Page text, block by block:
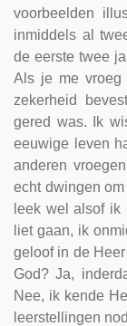
voorbeelden
inmiddels al
de eerste twee
Als je me vroeg
zekerheid
gered was. Ik
eeuwige leven
anderen
echt dwingen
leek wel alsof
liet gaan, ik
geloof in de
God? Ja,
Nee, ik kende
leerstellingen